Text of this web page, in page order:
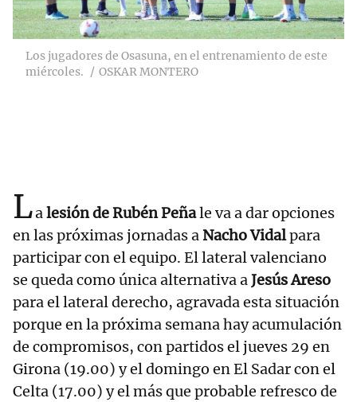
Los jugadores de Osasuna, en el entrenamiento de este
miércoles.
OSKAR MONTERO
Lalesión de Rubén Peñale va a dar opciones
en las próximas jornadas a Nacho Vidalpara
participar con el equipo. El lateral valenciano
se queda como única alternativa aJesús Areso
para el lateral derecho, agravada esta situación
porque en la próxima semana hay acumulación
de compromisos, con partidos el jueves 29 en
Girona (19.00) y el domingo en El Sadar con el
Celta (17.00) y el más que probable refresco de